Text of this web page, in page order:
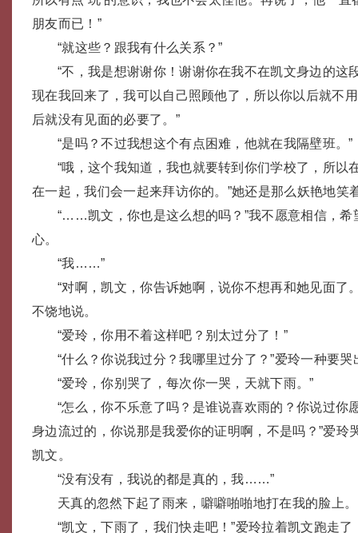
朋友而已！”
“就这些？跟我有什么关系？”
“不，我是想谢谢你！谢谢你在我不在凯文身边的这
现在我回来了，我可以自己照顾他了，所以你以后就不
后就没有见面的必要了。”
“是吗？不过我想这个有点困难，他就在我隔壁班。”
“哦，这个我知道，我也就要转到你们学校了，所以
在一起，我们会一起来拜访你的。”她还是那么妖艳地笑
“……凯文，你也是这么想的吗？”我不愿意相信，希
心。
“我……”
“对啊，凯文，你告诉她啊，说你不想再和她见面了
不饶地说。
“爱玲，你用不着这样吧？别太过分了！”
“什么？你说我过分？我哪里过分了？”爱玲一种要
“爱玲，你别哭了，每次你一哭，天就下雨。”
“怎么，你不乐意了吗？是谁说喜欢雨的？你说过你
身边流过的，你说那是我爱你的证明啊，不是吗？”爱玲
凯文。
“没有没有，我说的都是真的，我……”
天真的忽然下起了雨来，噼噼啪啪地打在我的脸上。
“凯文，下雨了，我们快走吧！”爱玲拉着凯文跑走